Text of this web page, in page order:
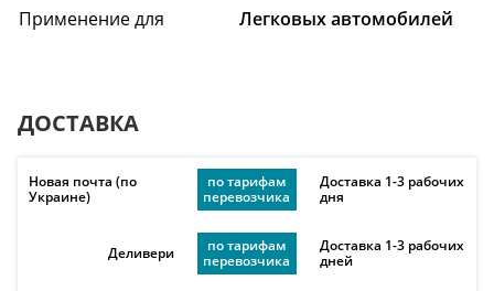
Применение для
Легковых автомобилей
ДОСТАВКА
Новая почта (по
Украине)
по тарифам
перевозчика
Доставка 1-3 рабочих
дня
Деливери
по тарифам
перевозчика
Доставка 1-3 рабочих
дней